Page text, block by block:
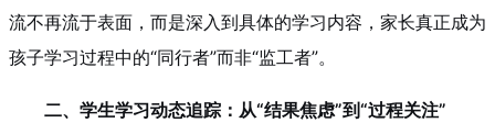
流不再流于表面，而是深入到具体的学习内容，家长真正成为
孩子学习过程中的“同行者”而非“监工者”。
二、学生学习动态追踪：从“结果焦虑”到“过程关注”